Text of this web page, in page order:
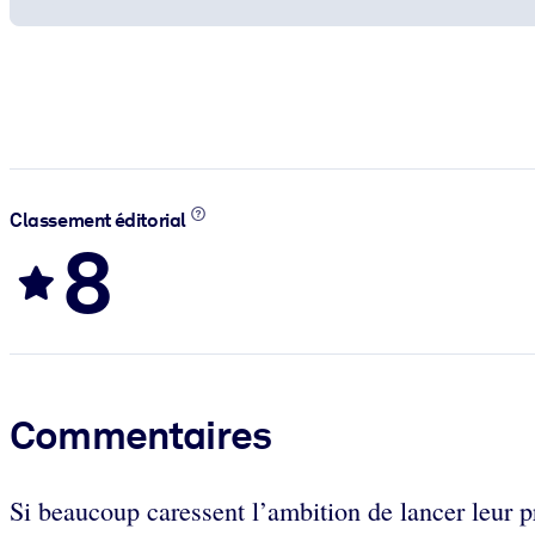
Classement éditorial
8
Commentaires
Si beaucoup caressent l’ambition de lancer